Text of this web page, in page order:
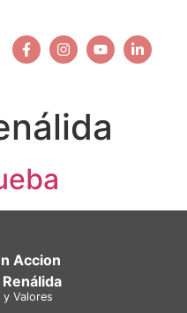
Accion
Valores